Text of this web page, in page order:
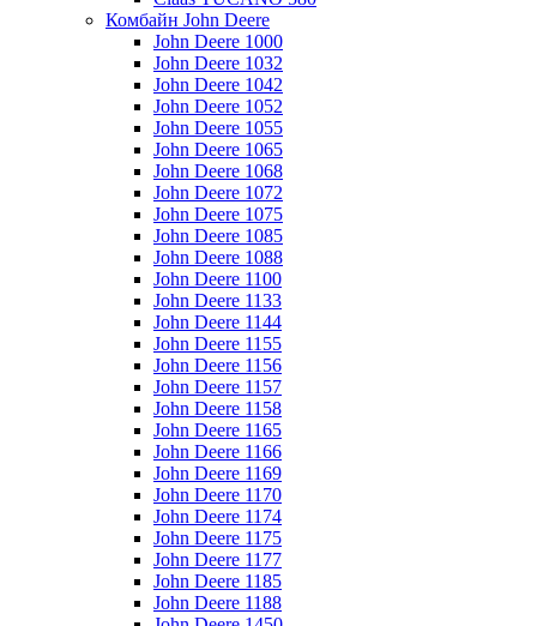
Комбайн John Deere
John Deere 1000
John Deere 1032
John Deere 1042
John Deere 1052
John Deere 1055
John Deere 1065
John Deere 1068
John Deere 1072
John Deere 1075
John Deere 1085
John Deere 1088
John Deere 1100
John Deere 1133
John Deere 1144
John Deere 1155
John Deere 1156
John Deere 1157
John Deere 1158
John Deere 1165
John Deere 1166
John Deere 1169
John Deere 1170
John Deere 1174
John Deere 1175
John Deere 1177
John Deere 1185
John Deere 1188